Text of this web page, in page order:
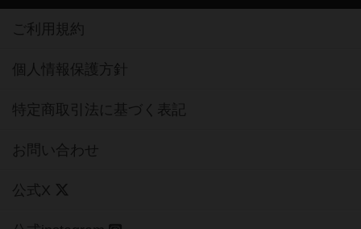
ご利用規約
個人情報保護方針
特定商取引法に基づく表記
お問い合わせ
公式X